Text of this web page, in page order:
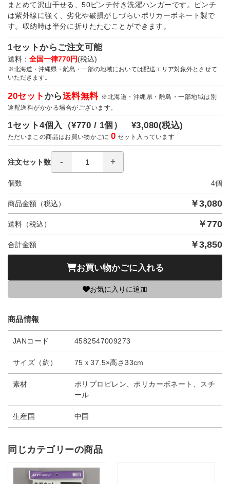
まとめて沢山干せる、50ピンチ付き洗濯ハンガーです。ピンチ
は紫外線に強く、劣化や破損がしづらいポリカーボネート製で
す。収納時は半分に折りたたむことができます。
1セットからご注文可能
送料： 全国一律770円(税込)
※北海道・沖縄県・離島・一部の地域においては配送エリア対象外とさせて
いただきます。
20セット から送料無料 ※北海道・沖縄県・離島・一部地域は別
途配送料がかかる場合がございます。
1セット4個入（¥770 / 1個） ¥3,080(税込)
ただいまこの商品はお買い物かごに0 セット入っています
注文セット数
個数 4個
商品金額（税込） ￥3,080
送料（税込） ￥770
合計金額 ￥3,850
お買い物かごに入れる
お気に入りに追加
商品情報
JANコード 4582547009273
サイズ（約） 75ｘ37.5×高さ33cm
素材
ポリプロピレン、ポリカーボネート、スチ
ール
生産国 中国
同じカテゴリーの商品